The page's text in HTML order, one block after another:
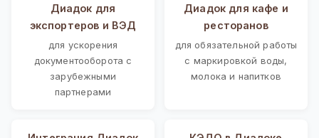
Диадок для
экспортеров и ВЭД
для ускорения
документооборота с
зарубежными
партнерами
Диадок для кафе и
ресторанов
для обязательной работы
с маркировкой воды,
молока и напитков